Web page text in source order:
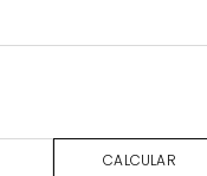
CALCULAR